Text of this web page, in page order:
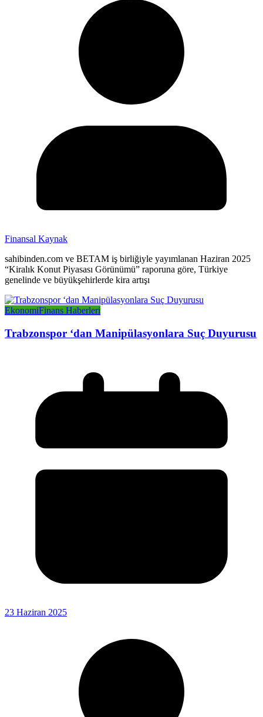
Finansal Kaynak
sahibinden.com ve BETAM iş birliğiyle yayımlanan Haziran 2025
“Kiralık Konut Piyasası Görünümü” raporuna göre, Türkiye
genelinde ve büyükşehirlerde kira artışı
EkonomiFinans Haberleri
Trabzonspor ‘dan Manipülasyonlara Suç Duyurusu
23 Haziran 2025